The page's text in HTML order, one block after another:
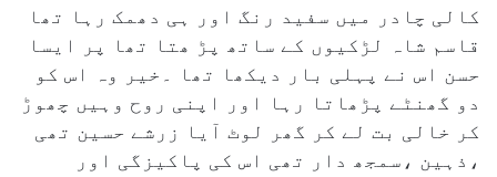
کالی چادر میں سفید رنگ اور ہی دھمک رہا تھا
قاسم شاہ لڑکیوں کے ساتھ پڑ ھتا تھا پر ایسا
حسن اس نے پہلی بار دیکھا تھا ۔خیر وہ اس کو
دو گھنٹے پڑھاتا رہا اور اپنی روح وہیں چھوڑ
کر خالی بت لے کر گھر لوٹ آیا زرشے حسین تھی
،ذہین ،سمجھ دار تھی اس کی پاکیزگی اور